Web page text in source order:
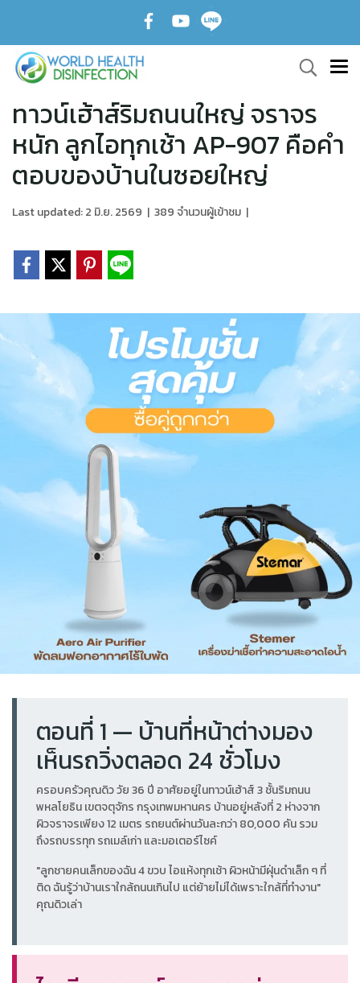
ทาวน์เฮ้าส์ริมถนนใหญ่ จราจร
หนัก ลูกไอทุกเช้า AP-907 คือคำ
ตอบของบ้านในซอยใหญ่
Last updated: 2 มิ.ย. 2569 | 389 จำนวนผู้เข้าชม |
ตอนที่ 1 — บ้านที่หน้าต่างมอง
เห็นรถวิ่งตลอด 24 ชั่วโมง
ครอบครัวคุณดิว วัย 36 ปี อาศัยอยู่ในทาวน์เฮ้าส์ 3 ชั้นริมถนน
พหลโยธิน เขตจตุจักร กรุงเทพมหานคร บ้านอยู่หลังที่ 2 ห่างจาก
ผิวจราจรเพียง 12 เมตร รถยนต์ผ่านวันละกว่า 80,000 คัน รวม
ถึงรถบรรทุก รถเมล์เก่า และมอเตอร์ไซค์
"ลูกชายคนเล็กของฉัน 4 ขวบ ไอแห้งทุกเช้า ผิวหน้ามีฝุ่นดำเล็ก ๆ ที่
ติด ฉันรู้ว่าบ้านเราใกล้ถนนเกินไป แต่ย้ายไม่ได้เพราะใกล้ที่ทำงาน"
คุณดิวเล่า